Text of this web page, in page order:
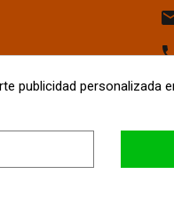
publicidad personalizada